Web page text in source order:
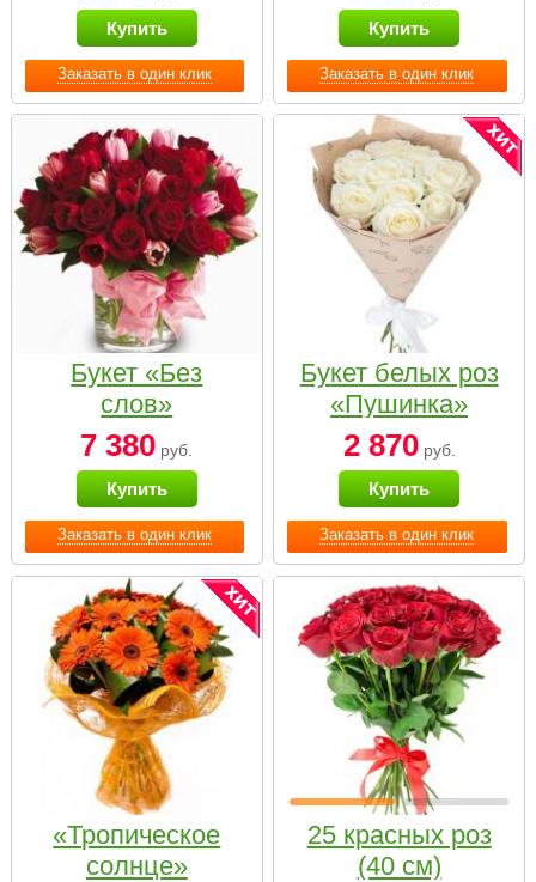
Заказать в один клик
Купить
Заказать в один клик
Купить
Заказать в один клик
Букет «Без
слов»
7 380 руб.
Купить
Заказать в один клик
Букет белых роз
«Пушинка»
2 870руб.
Купить
«Тропическое
солнце»
25 красных роз
(40 см)